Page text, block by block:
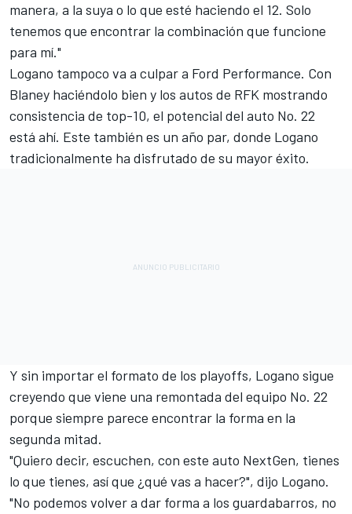
manera, a la suya o lo que esté haciendo el 12. Solo
tenemos que encontrar la combinación que funcione
para mí."
Logano tampoco va a culpar a Ford Performance. Con
Blaney haciéndolo bien y los autos de RFK mostrando
consistencia de top-10, el potencial del auto No. 22
está ahí. Este también es un año par, donde Logano
tradicionalmente ha disfrutado de su mayor éxito.
Y sin importar el formato de los playoffs, Logano sigue
creyendo que viene una remontada del equipo No. 22
porque siempre parece encontrar la forma en la
segunda mitad.
"Quiero decir, escuchen, con este auto NextGen, tienes
lo que tienes, así que ¿qué vas a hacer?", dijo Logano.
"No podemos volver a dar forma a los guardabarros, no